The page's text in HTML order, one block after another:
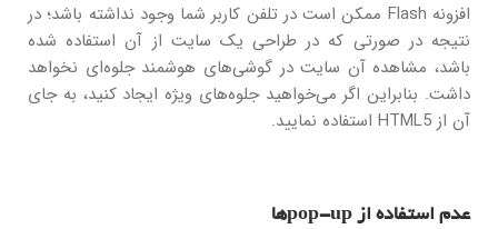
افزونه Flash ممکن است در تلفن کاربر شما وجود نداشته باشد؛ در
نتیجه در صورتی که در طراحی یک سایت از آن استفاده شده
باشد، مشاهده آن سایت در گوشی‌های هوشمند جلوه‌ای نخواهد
داشت. بنابراین اگر می‌خواهید جلوه‌های ویژه ایجاد کنید، به جای
آن از HTML5 استفاده نمایید.
عدم استفاده از pop-upها